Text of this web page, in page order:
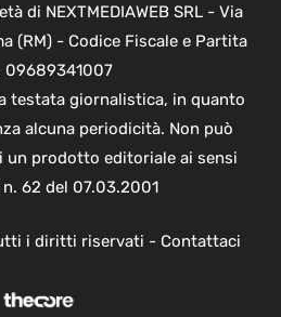
di NEXTMEDIAWEB SRL - Via
(RM) - Codice Fiscale e Partita
09689341007
testata giornalistica, in quanto
alcuna periodicità. Non può
un prodotto editoriale ai sensi
62 del 07.03.2001
i diritti riservati - Contattaci